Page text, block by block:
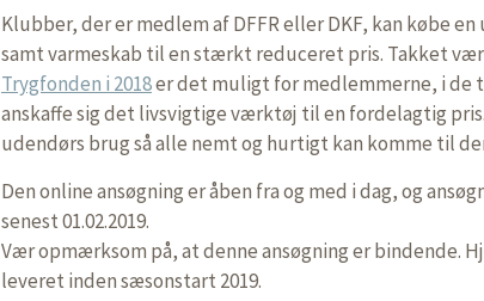
Klubber, der er medlem af DFFR eller DKF, kan købe
samt varmeskab til en stærkt reduceret pris. Takket
Trygfonden i 2018er det muligt for medlemmerne, i de
anskaffe sig det livsvigtige værktøj til en fordelagtig
udendørs brug så alle nemt og hurtigt kan komme til
Den online ansøgning er åben fra og med i dag, og
senest 01.02.2019.
Vær opmærksom på, at denne ansøgning er bindende.
leveret inden sæsonstart 2019.